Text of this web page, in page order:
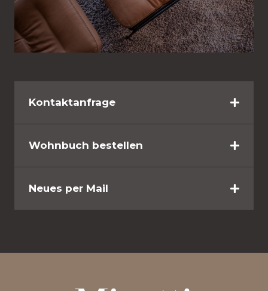
Kontaktanfrage
Wohnbuch bestellen
Neues per Mail